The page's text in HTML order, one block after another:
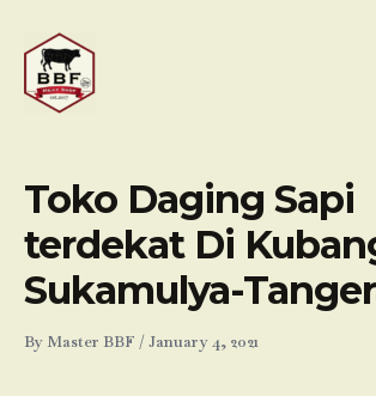
content
Toko Daging Sapi
terdekat Di
Sukamulya-
By Master BBF /January 4, 2021